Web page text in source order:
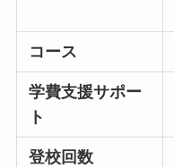
コース
学費支援サポー
ト
登校回数